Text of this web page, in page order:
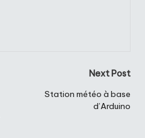
Next Post
Station météo à base
d’Arduino